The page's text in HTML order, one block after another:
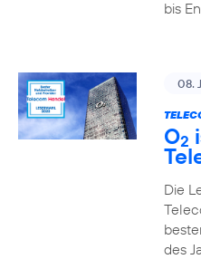
bis
08.
O2
Die
des